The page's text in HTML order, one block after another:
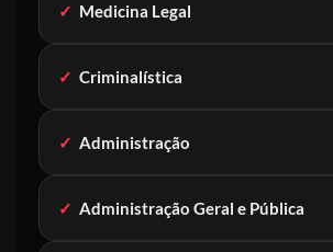
✓ Medicina Legal
✓ Criminalística
✓ Administração
✓ Administração Geral e Pública